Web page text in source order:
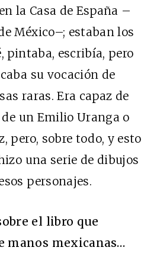
la Casa de España –
México–; estaban los
pintaba, escribía, pero
su vocación de
raras. Era capaz de
un Emilio Uranga o
pero, sobre todo, y esto
una serie de dibujos
personajes.
el libro que
manos mexicanas…